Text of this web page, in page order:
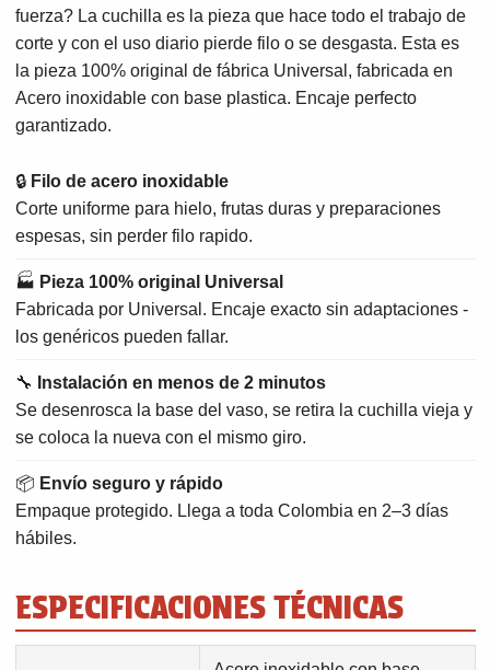
fuerza? La cuchilla es la pieza que hace todo el trabajo de
corte y con el uso diario pierde filo o se desgasta. Esta es
la pieza 100% original de fábrica Universal, fabricada en
Acero inoxidable con base plastica. Encaje perfecto
garantizado.
🔒 Filo de acero inoxidable
Corte uniforme para hielo, frutas duras y preparaciones
espesas, sin perder filo rapido.
🏭 Pieza 100% original Universal
Fabricada por Universal. Encaje exacto sin adaptaciones -
los genéricos pueden fallar.
🔧
Instalación en menos de 2 minutos
Se desenrosca la base del vaso, se retira la cuchilla vieja y
se coloca la nueva con el mismo giro.
📦 Envío seguro y rápido
Empaque protegido. Llega a toda Colombia en 2–3 días
hábiles.
ESPECIFICACIONES TÉCNICAS